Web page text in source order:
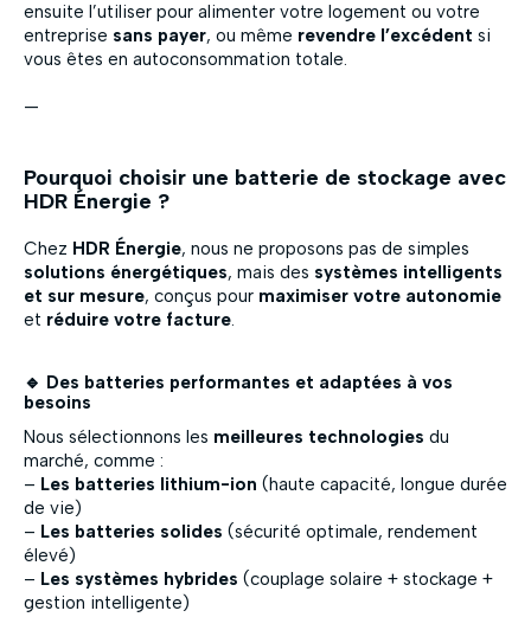
ensuite l’utiliser pour alimenter votre logement ou votre
entreprise sans payer, ou même revendre l’excédent si
vous êtes en autoconsommation totale.
—
Pourquoi choisir une batterie de stockage avec
HDR Énergie ?
Chez HDR Énergie, nous ne proposons pas de simples
solutions énergétiques, mais des systèmes intelligents
et sur mesure, conçus pour maximiser votre autonomie
et réduire votre facture.
🔹 Des batteries performantes et adaptées à vos
besoins
Nous sélectionnons les meilleures technologies du
marché, comme :
– Les batteries lithium-ion (haute capacité, longue durée
de vie)
– Les batteries solides (sécurité optimale, rendement
élevé)
– Les systèmes hybrides (couplage solaire + stockage +
gestion intelligente)